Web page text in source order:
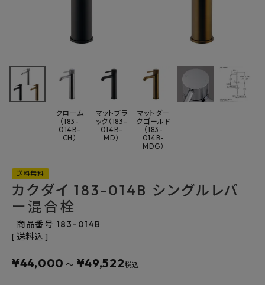
(税込)
FAX注文はこちらから
カテゴリーから選ぶ
メーカーから選ぶ
ご利用ガイド
よくあるご質問
お問い合わせ
クローム
（183-
014B-
CH）
マットブラ
ック（183-
014B-
MD）
マットダー
クゴールド
（183-
014B-
MDG）
送料無料
カクダイ 183-014B シングルレバ
ー混合栓
商品番号 183-014B
送料込
¥44,000 〜 ¥49,522税込